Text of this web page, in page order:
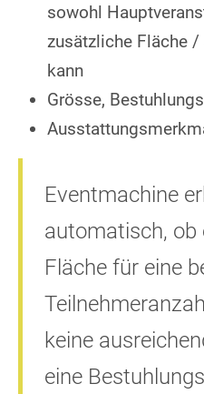
sowohl
zusätzliche Fläche
kann
Grösse,
Eventmachine
automatisch, ob
Fläche für eine
keine
eine